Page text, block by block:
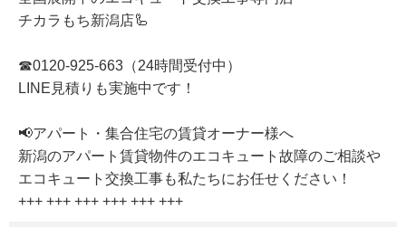
チカラもち新潟店🦾
☎0120-925-663（24時間受付中）
LINE見積りも実施中です！
📢アパート・集合住宅の賃貸オーナー様へ
新潟のアパート賃貸物件のエコキュート故障のご相談や
エコキュート交換工事も私たちにお任せください！
+++ +++ +++ +++ +++ +++